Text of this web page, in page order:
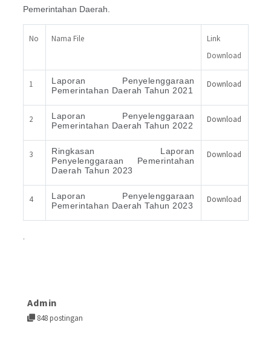
Pemerintahan Daerah.
No Nama File
Link
Download
1
Laporan Penyelenggaraan
Pemerintahan Daerah Tahun 2021
Download
2
Laporan Penyelenggaraan
Pemerintahan Daerah Tahun 2022
Download
3
Ringkasan Laporan
Penyelenggaraan Pemerintahan
Daerah Tahun 2023
Download
4
Laporan Penyelenggaraan
Pemerintahan Daerah Tahun 2023
Download
.
Admin
848 postingan